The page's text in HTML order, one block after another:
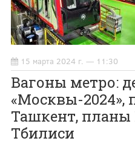
15 марта 2024 г. — 11:30
Вагоны метро:
«Москвы-2024»,
Ташкент, планы
Тбилиси